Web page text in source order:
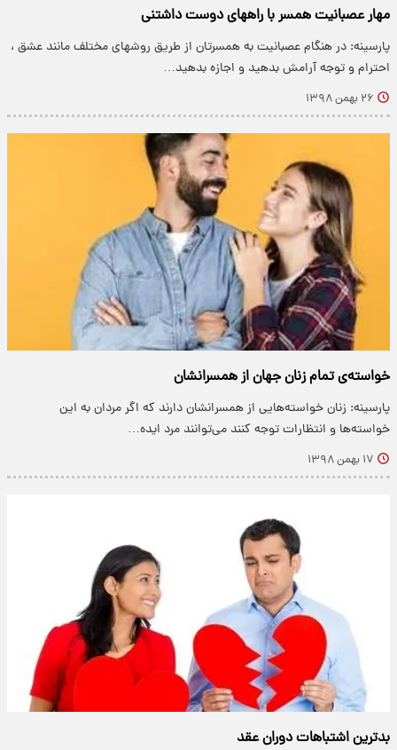
مهار عصبانیت همسر با راههای دوست داشتنی
پارسینه: در هنگام عصبانیت به همسرتان از طریق روشهای مختلف مانند عشق ،
احترام و توجه آرامش بدهید و اجازه بدهید…
۲۶ بهمن ۱۳۹۸
خواسته‌ی تمام زنان جهان از همسرانشان
پارسینه: زنان خواسته‌هایی از همسرانشان دارند که اگر مردان به این
خواسته‌ها و انتظارات توجه کنند می‌توانند مرد ایده…
۱۷ بهمن ۱۳۹۸
بدترین اشتباهات دوران عقد